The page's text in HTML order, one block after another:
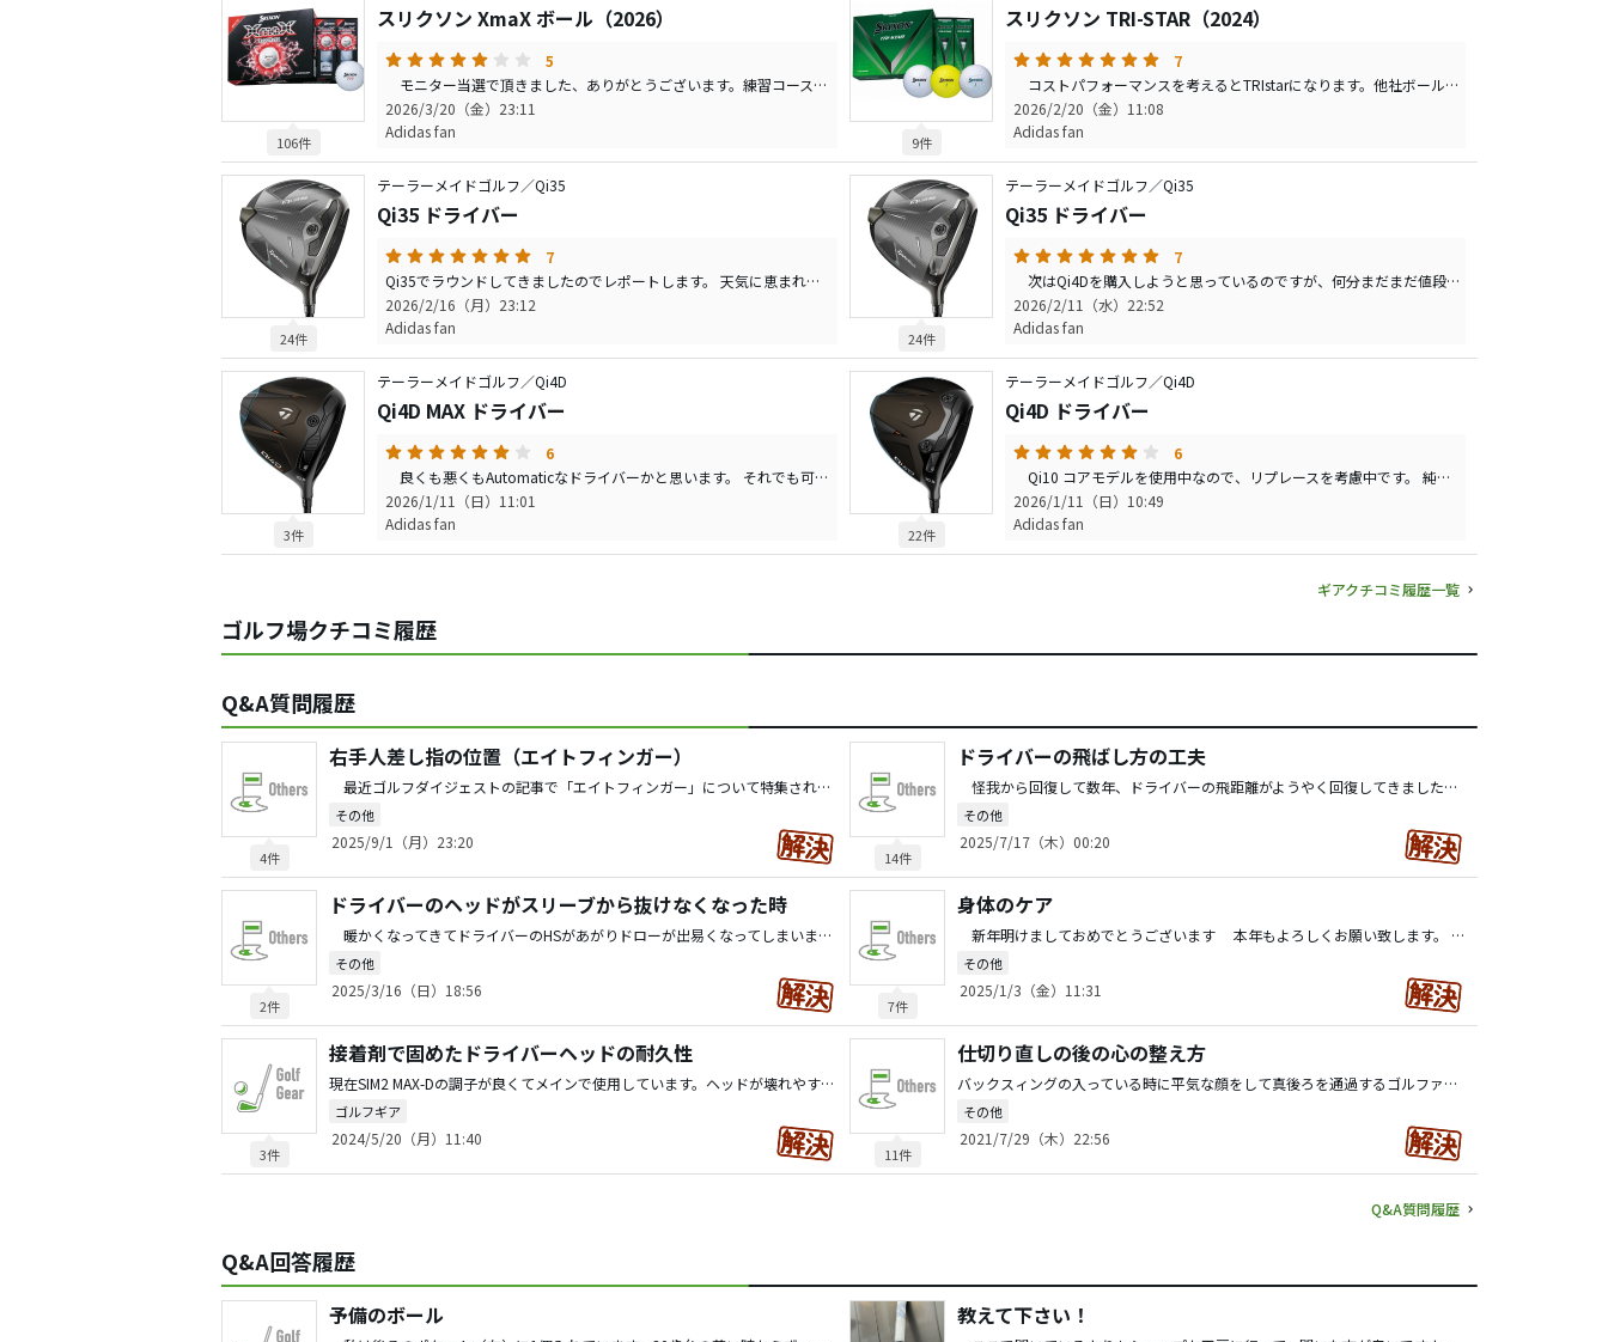
106件
スリクソン XmaX ボール（2026）
5
モニター当選で頂きました、ありがとうございます。練習コースに持ち込み、TRIstarと3ホール毎交替で打ち比べてきました。 ドライバー、FW、UT、アイアンどれも飛距離はXmaXが5～10ヤード程度、特に転がりが良かったです。スピンはTRIstarの方が掛かり易かったです。打感は硬く、弾きが強く球離れが速いように感じました。アプローチは距離を作るのに初めは苦労しましたが、慣れてくるとなんとか成りました。一番厳しかったのはパターです。パターでも弾き感と球離れの速さを感じ、コントールし難さを感じました。ここがもう少し柔らかさが出てくれたら、価格も良心的ですし、すぐにでも使ってみたいと思いました。 交互に打ったTRIstarはどれもバランス良く、スコアを纏めてくれました。特にパターで球筋のイメージを具現化し易いことを再確認し、改めて良い球であると認識しました。
2026/3/20（金）23:11
Adidas fan
9件
スリクソン TRI-STAR（2024）
7
コストパフォーマンスを考えるとTRIstarになります。他社ボールと色々と比較打ち比べ、飛距離とスピンのパフォーマンスは劣っていないこと、打感がすごくいいこと、新モデルが出たお陰で安く買えることを考えると再購入に至りました。難を一つ言うとカート道に弱いことぐらいでしょうか。打感の柔らかさやパッティング時の自分の感覚を球に乗せ易いという点と裏腹になるのでしょう。 多少傷ついても安いのですぐに取り換えて、傷物は練習コースに回せばいいので今年も旧モデルのZ-starと交互でメインのボールとして使います。
2026/2/20（金）11:08
Adidas fan
24件
テーラーメイドゴルフ／Qi35
Qi35 ドライバー
7
Qi35でラウンドしてきましたのでレポートします。 天気に恵まれてほぼ無風で温度も最高14度と小春日和でゴルフには持って来いの1日でした。暖かさが戻り身体の動きも良かったのですが、花粉で頭痛が酷くなったのだけが残念でした。 スタート９ホールは不安でしたのでQi10(PD50R)を使用予定でしたが、捕まりが悪く、低く230ヤード旗辺りまで転がるような球ばかりだったので、少し早く７ホール目からQi35にチェンジしました。 初めのホールから捕まりが良く、250ヤードの前後まで転がり実戦でいきなり結果が出ました。無理に飛ばそうとせずともライン出しの要領でヘッドを十分に落としてあげるだけで厚い当たりが出続けます。狭いホールが続くなかでも直進性が強いので不安も少なく、ゆっくりと大きく振るだけで平均距離も最大距離も出てくれました。フェードは全然でしたが、ドローは楽に掛かってくれました。練習場の球よりも3ピースの球（当日はTRI-star)との相性の方が良いようです。次のラウンドでは初めからQi35でトライしたいと思っています。ラウンドでの安定感が非常に高く、距離も出るようなので暫くメインのドライバー候補として使いたいと思います。
2026/2/16（月）23:12
Adidas fan
24件
テーラーメイドゴルフ／Qi35
Qi35 ドライバー
7
次はQi4Dを購入しようと思っているのですが、何分まだまだ値段が高いのでマークダウン待ちです。それまでの間に価格の手頃になったQi35を購入しました。 純正シャフトで試打して時はまずまずでしたが、今回購入した純正シャフトとの相性は良くなく、手持ちのDiamana TB50Sで色々と試しました。 構えた時はヘッドの大きさが気になりましたが、これはすぐに慣れましたが、ヘッドが被って見えるのがやはり気持ちが悪かったです。個人的に構えた時に少し開き気味に見えるのが好きなのでセットアップのヘッド位置を少し下げて落ち着きました。 飛距離はQi10と変わらず、シャフトをTB50Sに変えて平均飛距離が安定して伸びた感じです。何よりも直進性が高くてどこに当たっても、出玉が右でも左でも真ん中に戻る意志を感じます。相当先っぽに当たって右に出ても練習場のポールの間に戻ります。ただ曲がらない訳ではなく、ドローを試すとちゃんと曲がってくれ、私の打ち方ではフェードは駄目で真っ直ぐでした。 ところで、最高飛距離はそんなに出ないだろうと思っていましたが、フェースやや下部で捕まえるとQi10同等の一発も期待できます。総じてHS45以上は無いと性能が発揮されないように思いました。身体が暖まるまでHS42-43で打っている時は右に抜けそうな気配を感じたり、パーンとはじくような（距離の出る）一発は期待できなかったです。大半の球がHS43未満の方はMAXやMAX Liteをお勧めします。 それと純正シャフトで思ったようにパフォーマンスが上がらない方はご自分に合う（HSが上がる切り返しのタイミングを分かっている）カスタムシャフトに変更する事をお勧めします。シャフトを替えるとかなり印象が変わると思います。 少し慣れてきたら、前後錘を入れ替えてLS相当のバランスも試したいと思います。
2026/2/11（水）22:52
Adidas fan
3件
テーラーメイドゴルフ／Qi4D
Qi4D MAX ドライバー
6
良くも悪くもAutomaticなドライバーかと思います。 それでも可変式ウェイトが2か所付いていますので多少は自分好みにいじれるのかと思います。 個人的には少し操作性が残るコアモデルを検討しています。試しにストレート、フェード、ナチュラル・ドロー（素直に振るだけ）を試しましたが曲げるのが難しい、優しいふわっとした球がまっすぐに繰り出される印象でした。かといって距離がでないわけでもなく、ドライバーに迷走している方はこれを暫く使うのも有りかと思います。ティーショットは安定すると思います。Rティーならスコアアップにつながると思います。
2026/1/11（日）11:01
Adidas fan
22件
テーラーメイドゴルフ／Qi4D
Qi4D ドライバー
6
Qi10 コアモデルを使用中なので、リプレースを考慮中です。 純正シャフトが思ったよりもしっかりしていてこのままでも使えそうです。おそらくカスタムシャフトにリプレースしますが、純正シャフトでもタイミングは取り易いし、左への怖さもそれほど感じなく、有りかと思いました。 ヘッドの錘調整が4か所入替可能で、自分に合うヘッドに調整が可能なので合わないからといってすぐに買い換える前にいじれるのでこれも魅力的です。私は過去色々といじって結局元のスタンダードポジションに戻してしまうのでお楽しみ程度でしょうか。試打では変更しませんでしたがそのままで問題ありませんでした。 Qi10に比べて直進性は高い感じを受けました。Qi10はフェードで距離が出ますが、Ｑi4Ｄはストレートで距離も出易い気がしました。あまり気を遣わないでライン出しで強く落としてあげるだけなのでティーショットがより楽になると思いました（私の魅力を感じる点はここが一番でした）。最大飛距離は大差はなく、より安定して平均距離がよくなるのかと思いました。 Ｑi10とＱi35を比べてQi10を購入しましたが、Ｑi4Dは価格が落ち着いたら購入検討したいと思います。
2026/1/11（日）10:49
Adidas fan
ギアクチコミ履歴一覧
ゴルフ場クチコミ履歴
Q&A質問履歴
4件
右手人差し指の位置（エイトフィンガー）
最近ゴルフダイジェストの記事で「エイトフィンガー」について特集されている記事を読みました。実はグリップで右人差し指の置き方に少し悩んでいます。エイトフィンガー・クワガタ型グリップで右人差し指をオーバーグリップするときのコツが分かる方がいらっしゃいましたら、Tipsをご教授ください。 この記事を読んでクワガタ型グリップを試したのですが、アイアン、UTは良いのですが、FW,DRになると人差し指がグリップの上に置くと振りにくさを感じてしまい、いつも通りのグリップ下に戻して人差し指をぶらぶらさせて振っています。これで結果はいいのですが、無意識に人差し指を使ってしまう事もありクワガタ型はこれを不可能にするので魅力的です。また、UT使用時のクワガタ型ですと球の加速が出し易いので、FW,DRでも何とかならないのかと思っています。 少し特殊ですが、クワガタ型グリップを習得された方、ピンポイントでコツ、またはヒントをご教授頂けると幸いです。
その他
2025/9/1（月）23:20
14件
ドライバーの飛ばし方の工夫
怪我から回復して数年、ドライバーの飛距離がようやく回復してきました。単純にヘッドスピードを上げるために後ろに大きく振っています。当たりが良い時は大当たりが出ますが、平均すると初速が60前後（ユピテル機器にて計測）で、良い時(62台)とバラツキが出るのと、身体への負担が大きく後半になると体幹or腹筋（？）がヘバるので、今後もこのスィングで良いのかと悩んでいます。 ストレートにフェアウェイに置きに行く、スィングプレーンの安定を意識したスィングでも切り返しのタイミングが良いと距離が出ますが、タイミング難しく引けないで押してしまう事が多く・・・。 後ろに大きく振るほど負担も大きくなくて飛ばせるスィングのヒントを頂きたく、上級者の方々のお話をお聞かせいただけると嬉しいです。皆様はドライバーの飛距離を上げるために何を意識されて練習、工夫されていますでしょうか？ 少なくとも18ホール続けられるという前提でご教授頂けると嬉しいです。よろしくお願いします。
その他
2025/7/17（木）00:20
2件
ドライバーのヘッドがスリーブから抜けなくなった時
暖かくなってきてドライバーのHSがあがりドローが出易くなってしまいました。カチャカチャで調整しようとしたところ、ヘッドがスリーブから抜けなくなっていました。2か月くらいいじっていなかったからでしょうか。ネジは完全に緩めることが可能です。2か月前は簡単にヘッドが外せました。 ヘッドはステルス２、スリーブもTM純正の物を使用しています。 こういうケースでヘッドを抜けやすくする裏技等ありましたらご教授ください。
その他
2025/3/16（日）18:56
7件
身体のケア
新年明けましておめでとうございます 本年もよろしくお願い致します。 ところで最近足を多用して打っている影響でしょうか、足の腿（もも）、脹脛（ふくらはぎ）が張ります。山岳コースを周った時や36ホール後などは脛（すね）が軽く攣ったりもします。 ラウンド後にストレッチをしたり、冷たいシャワーで冷やしたり、湿布を貼ったりして痛みを軽減しています。２，3日でだいたい治まるのですが、もっと効果的な方法があればご教授頂けますと嬉しいです。 皆様の効果的な身体のケア方法を教えてください。
その他
2025/1/3（金）11:31
3件
接着剤で固めたドライバーヘッドの耐久性
現在SIM2 MAX-Dの調子が良くてメインで使用しています。ヘッドが壊れやすいと噂も聞いていて、どのくらい使用できるのか心配になっています。 先般同じ組で回った方がテーラーメイドのドライバーが好きでM6⇒SIM2⇒現在ステルスと使い続けているとのことでお話をお聞きしたところ、ヘッドが2年程度で壊れて買い替えていると言われていました。全てが新品かどうかまではお聞きしていませんでしたが、殆どは新品で購入されているような口ぶりでした。250yrds以上は平均で飛ばされていましたのでHSもそれなりにある方です。 壊れ方はどちらも同じで接続部分と思われる個所が割れるまたは剥離してしまったそうです。個人的な見解として「接着剤で固めたタイプは弱いのかもしれないですね。私は飛ばすタイプのゴルファーなので壊れてしまうのかもしれません。」と言われていました。それでもまた壊れたら再度テーラーメイドから選びたいと言われていました。 テーラーメイドの接着剤を使用しているヘッドをご利用の方、教えてください。実際に使用されていて壊れてしまわれましたか？壊れた場合、どのくらいの利用期間でしたか？ よろしくお願いします。
ゴルフギア
2024/5/20（月）11:40
11件
仕切り直しの後の心の整え方
バックスィングの入っている時に平気な顔をして真後ろを通過するゴルファー、パッティングの時にラインの延長線上にわざわざラインを読みに入ってくるゴルファーも多いですね。 一度セットアップを解いて、心を落ち着けて再度打つのですが、ほぼ100％ミスショットやミスパットになります。上手くいった記憶がありません。精神的に弱いと言えばそこまでなのですが、同様な状況で何か気持ちを切り替えるいい方法をご存じで有れば教えてください。
その他
2021/7/29（木）22:56
Q&A質問履歴
Q&A回答履歴
予備のボール 教えて下さい！